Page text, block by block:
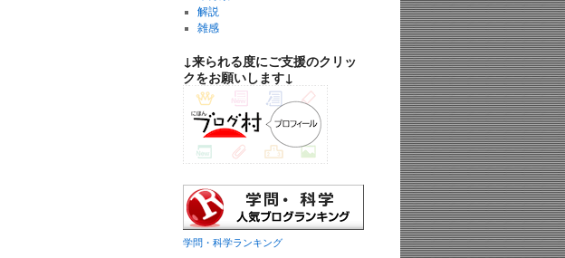
解説
雑感
↓来られる度にご支援のクリッ
クをお願いします↓
学問・科学ランキング